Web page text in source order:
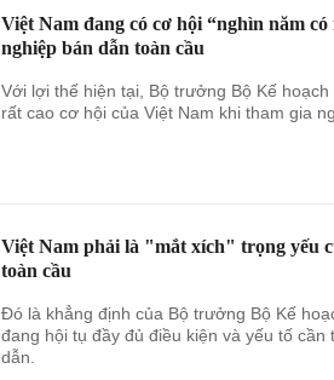
Việt Nam đang có cơ hội “nghìn năm
nghiệp bán dẫn toàn cầu
Với lợi thế hiện tại, Bộ trưởng Bộ Kế
rất cao cơ hội của Việt Nam khi tham gia
Việt Nam phải là "mắt xích" trọng yếu
toàn cầu
Đó là khẳng định của Bộ trưởng Bộ Kế
đang hội tụ đầy đủ điều kiện và yếu tố
dẫn.